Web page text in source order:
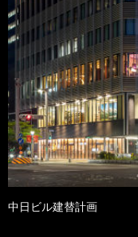
中日ビル建替計画